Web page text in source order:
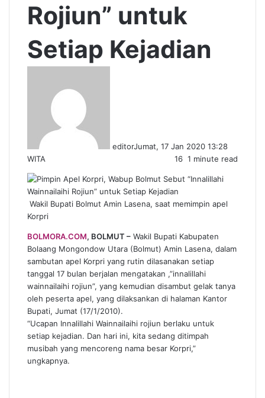
Rojiun” untuk
Setiap Kejadian
editorJumat, 17 Jan 2020 13:28
WITA
16 1 minute read
Wakil Bupati Bolmut Amin Lasena, saat memimpin apel
Korpri
BOLMORA.COM, BOLMUT – Wakil Bupati Kabupaten
Bolaang Mongondow Utara (Bolmut) Amin Lasena, dalam
sambutan apel Korpri yang rutin dilasanakan setiap
tanggal 17 bulan berjalan mengatakan ,”innalillahi
wainnailaihi rojiun”, yang kemudian disambut gelak tanya
oleh peserta apel, yang dilaksankan di halaman Kantor
Bupati, Jumat (17/1/2010).
“Ucapan Innalillahi Wainnailaihi rojiun berlaku untuk
setiap kejadian. Dan hari ini, kita sedang ditimpah
musibah yang mencoreng nama besar Korpri,”
ungkapnya.